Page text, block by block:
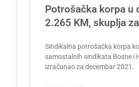
Potrošačka korpa u
2.265 KM, skuplja
Sindikalna potrošačka korpa
samostalnih sindikata Bosne i
izračunao za decembar 2021.